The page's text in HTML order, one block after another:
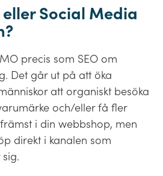
Social Media
precis som SEO om
Det går ut på att öka
att organiskt besöka
och/eller få fler
i din webbshop, men
direkt i kanalen som